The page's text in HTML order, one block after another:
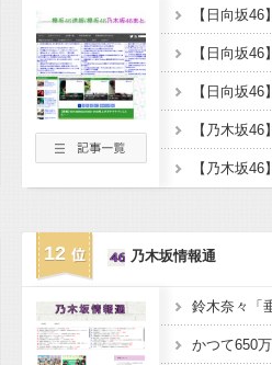
【日向坂
【乃木坂
12 乃木坂情報通